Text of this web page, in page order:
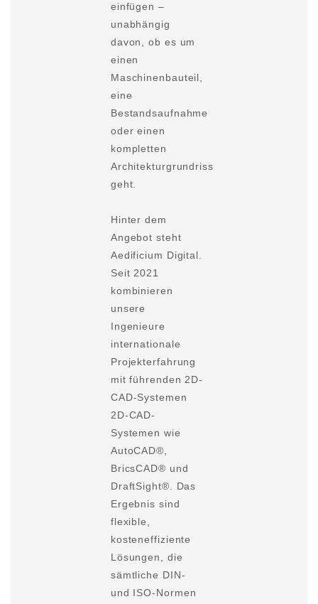
einfügen –
unabhängig
davon, ob es um
einen
Maschinenbauteil,
eine
Bestandsaufnahme
oder einen
kompletten
Architekturgrundriss
geht.
Hinter dem
Angebot steht
Aedificium Digital.
Seit 2021
kombinieren
unsere
Ingenieure
internationale
Projekterfahrung
mit führenden 2D-
CAD-Systemen
2D-CAD-
Systemen wie
AutoCAD®,
BricsCAD® und
DraftSight®. Das
Ergebnis sind
flexible,
kosteneffiziente
Lösungen, die
sämtliche DIN-
und ISO-Normen